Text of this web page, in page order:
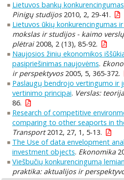
Lietuvos bankų
Pinigų studijos2010, 2, 29-41.
Lietuvos ūkių konkurencingumas
mokslas ir studijos - kaimo
plėtrai2008, 2 (13), 85-92.
Naujosios žinių ekonomikos
pasipriešinimas naujovėms.
ir perspektyvos2005, 5, 365-372.
Paslaugų bendrojo vertingumo ir
vertinimo principai. Verslas:
86.
Research of competitive
comparing to other seaports in
Transport2012, 27, 1, 5-13.
The Use of data envelopment
investment objects. Ekonomika
Viešbučių konkurencingumą
praktika: aktualijos ir